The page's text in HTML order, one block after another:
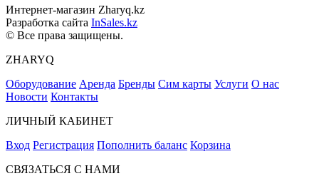
Интернет-магазин Zharyq.kz
Разработка сайта InSales.kz
© Все права защищены.
ZHARYQ
Оборудование Аренда Бренды Сим карты Услуги О нас
Новости Контакты
ЛИЧНЫЙ КАБИНЕТ
Вход Регистрация Пополнить баланс Корзина
СВЯЗАТЬСЯ С НАМИ